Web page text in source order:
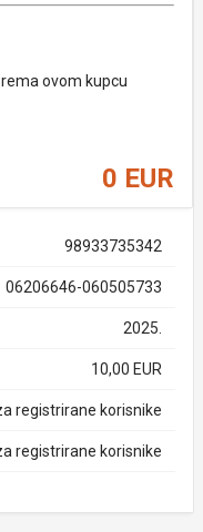
ovom kupcu
0 EUR
98933735342
06206646-060505733
2025.
10,00 EUR
registrirane korisnike
registrirane korisnike